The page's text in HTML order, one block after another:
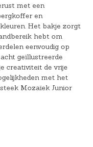
met een
en
Het bakje zorgt
hebt om
eenvoudig op
geïllustreerde
creativiteit de vrije
met het
Mozaïek Junior